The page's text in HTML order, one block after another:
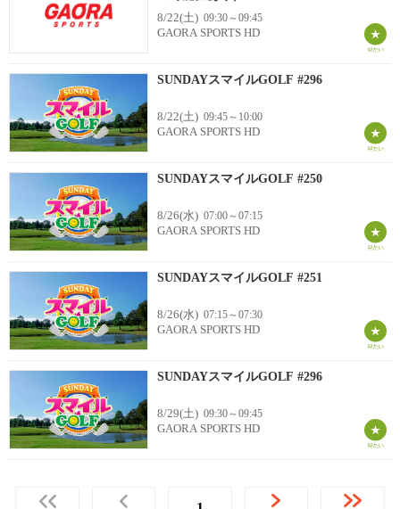
8/22(土) 09:30～09:45
GAORA SPORTS HD
SUNDAYスマイルGOLF #296
8/22(土) 09:45～10:00
GAORA SPORTS HD
SUNDAYスマイルGOLF #250
8/26(水) 07:00～07:15
GAORA SPORTS HD
SUNDAYスマイルGOLF #251
8/26(水) 07:15～07:30
GAORA SPORTS HD
SUNDAYスマイルGOLF #296
8/29(土) 09:30～09:45
GAORA SPORTS HD